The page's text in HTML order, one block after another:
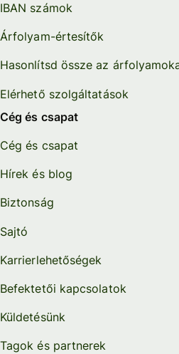
IBAN számok
Árfolyam-értesítők
Hasonlítsd össze az
Elérhető szolgáltatások
Cég és csapat
Cég és csapat
Hírek és blog
Biztonság
Sajtó
Karrierlehetőségek
Befektetői kapcsolatok
Küldetésünk
Tagok és partnerek